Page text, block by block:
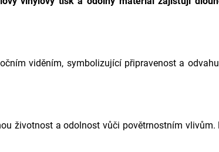
viděním, symbolizující připravenost a
životnost a odolnost vůči povětrnostním